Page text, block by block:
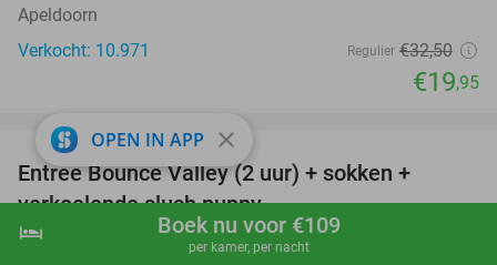
shopping_cart Boek nu
hotel Boek nu voor €109
per kamer, per nacht
Apeldoorn
Verkocht: 10.971
Regulier €32,50
€19,95
Entree Bounce Valley (2 uur) + sokken +
verkoelende slush puppy
Bounce Valley Houten
OPEN IN APP close